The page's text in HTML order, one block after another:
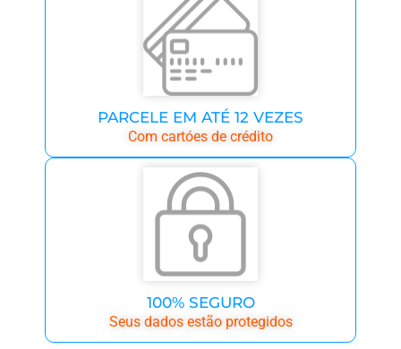
PARCELE EM ATÉ 12 VEZES
Com cartóes de crédito
100% SEGURO
Seus dados estão protegidos